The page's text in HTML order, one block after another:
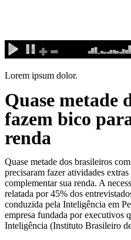
conteúdo
Lorem ipsum dolor.
Quase metade
fazem bico
renda
Quase metade dos brasileiros
precisaram fazer atividades
complementar sua renda. A
relatada por 45% dos
conduzida pela Inteligência em
empresa fundada por executivos
Inteligência (Instituto Brasileiro